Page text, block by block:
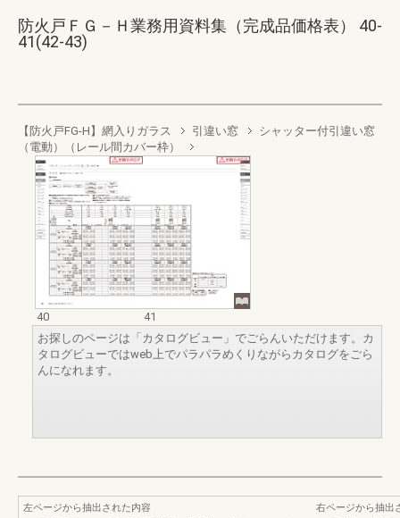
防火戸ＦＧ－Ｈ業務用資料集（完成品価格表） 40-
41(42-43)
【防火戸FG-H】網入りガラス 引違い窓
シャッター付引違い窓
（電動）（レール間カバー枠）
40
41
お探しのページは「カタログビュー」でごらんいただけます。カ
タログビューではweb上でパラパラめくりながらカタログをごら
んになれます。
左ページから抽出された内容
右ページから抽出